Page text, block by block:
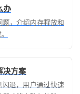
办
，介绍内存释放和
决方案
退，用户通过快速